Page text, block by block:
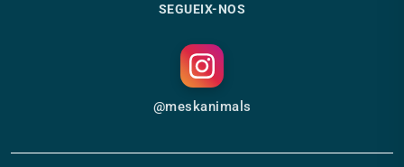
SEGUEIX-NOS
@meskanimals